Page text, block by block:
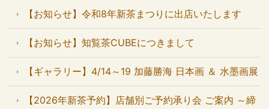
【お知らせ】令和8年新茶まつりに出店いたします
【お知らせ】知覧茶CUBEにつきまして
【ギャラリー】4/14～19 加藤勝海 日本画 ＆ 水墨画展
【2026年新茶予約】店舗別ご予約承り会 ご案内 ～締